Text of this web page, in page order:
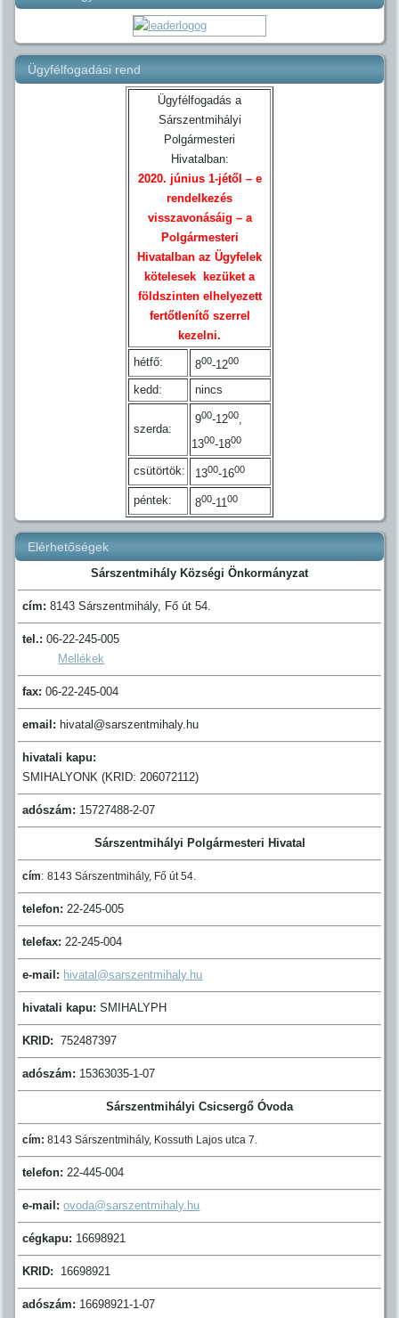
Ügyfélfogadási rend
Ügyfélfogadás a
Sárszentmihályi
Polgármesteri
Hivatalban:
2020. június 1-jétől – e
rendelkezés
visszavonásáig – a
Polgármesteri
Hivatalban az Ügyfelek
kötelesek kezüket a
földszinten elhelyezett
fertőtlenítő szerrel
kezelni.
hétfő:
800-1200
kedd: nincs
szerda:
900-1200,
1300-1800
csütörtök: 1300-1600
péntek: 800-1100
Elérhetőségek
Sárszentmihály Községi Önkormányzat
cím: 8143 Sárszentmihály, Fő út 54.
tel.: 06-22-245-005
Mellékek
fax: 06-22-245-004
email: hivatal@sarszentmihaly.hu
hivatali kapu:
SMIHALYONK (KRID: 206072112)
adószám: 15727488-2-07
Sárszentmihályi Polgármesteri Hivatal
cím: 8143 Sárszentmihály, Fő út 54.
telefon: 22-245-005
telefax: 22-245-004
e-mail: hivatal@sarszentmihaly.hu
hivatali kapu: SMIHALYPH
KRID: 752487397
adószám: 15363035-1-07
Sárszentmihályi Csicsergő Óvoda
cím: 8143 Sárszentmihály, Kossuth Lajos utca 7.
telefon: 22-445-004
e-mail: ovoda@sarszentmihaly.hu
cégkapu: 16698921
KRID: 16698921
adószám: 16698921-1-07